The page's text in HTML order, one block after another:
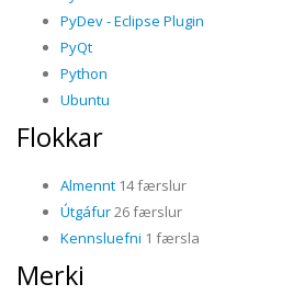
PyDev - Eclipse Plugin
PyQt
Python
Ubuntu
Flokkar
Almennt 14 færslur
Útgáfur26 færslur
Kennsluefni 1 færsla
Merki